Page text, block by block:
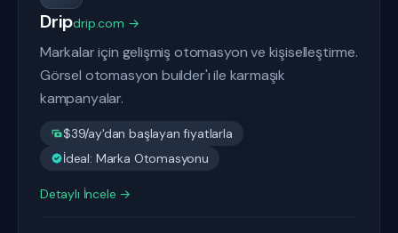
Dripdrip.com →
Markalar için gelişmiş otomasyon ve kişiselleştirme.
Görsel otomasyon builder'ı ile karmaşık
kampanyalar.
$39/ay'dan başlayan fiyatlarla
İdeal: Marka Otomasyonu
Detaylı İncele →